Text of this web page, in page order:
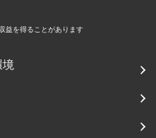
益を得ることがあります
境